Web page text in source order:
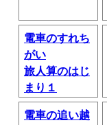
電車のすれち
がい
旅人算のはじ
まり１
電車の追い越